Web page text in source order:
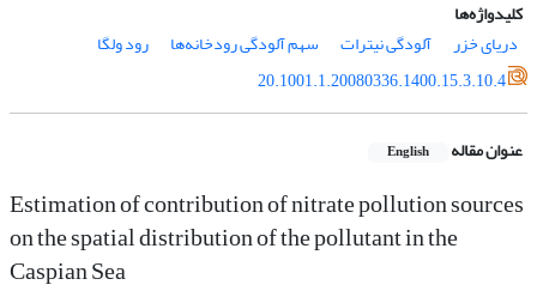
کلیدواژه‌ها
دریای خزر
آلودگی نیترات سهم آلودگی رودخانه‌ها
رود ولگا
20.1001.1.20080336.1400.15.3.10.4
عنوان مقاله English
Estimation of contribution of nitrate pollution sources
on the spatial distribution of the pollutant in the
Caspian Sea